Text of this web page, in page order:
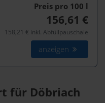
Preis pro 100 l
156,61 €
158,21 € inkl. Abfüllpauschale
anzeigen
für Döbriach